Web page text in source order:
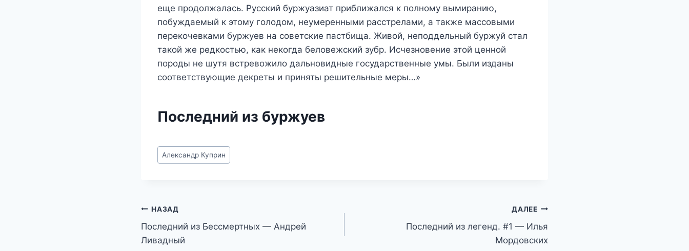
еще продолжалась. Русский буржуазиат приближался к полному вымиранию,
побуждаемый к этому голодом, неумеренными расстрелами, а также массовыми
перекочевками буржуев на советские пастбища. Живой, неподдельный буржуй стал
такой же редкостью, как некогда беловежский зубр. Исчезновение этой ценной
породы не шутя встревожило дальновидные государственные умы. Были изданы
соответствующие декреты и приняты решительные меры…»
Последний из буржуев
Метки
записи:
Александр Куприн
Навигация
по
НАЗАД
Последний из Бессмертных — Андрей
Ливадный
ДАЛЕЕ
Последний из легенд. #1 — Илья
Мордовских